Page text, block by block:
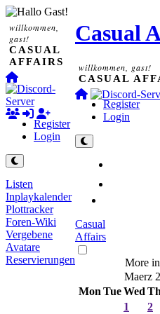
willkommen,
gast!
CASUAL
AFFAIRS
Register
Login
Listen
Inplaykalender
Plottracker
Foren-Wiki
Vergebene
Avatare
Reservierungen
Casual
willkommen, gast!
CASUAL
Register
Login
Casual
Affairs
More
Maerz
Mon TueWed
1
2